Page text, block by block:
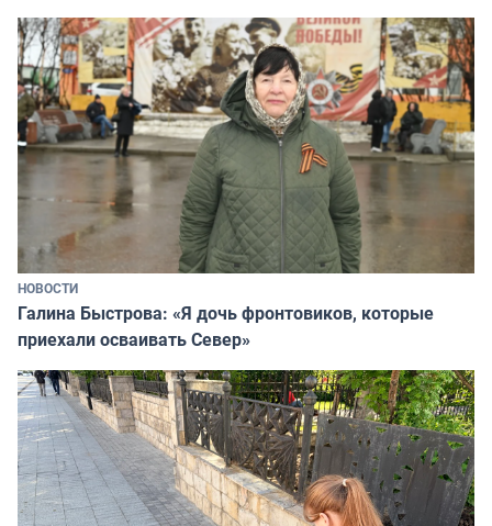
НОВОСТИ
Галина Быстрова: «Я дочь фронтовиков, которые
приехали осваивать Север»